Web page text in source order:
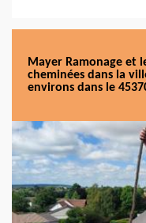
Mayer Ramonage et
cheminées dans la
environs dans le